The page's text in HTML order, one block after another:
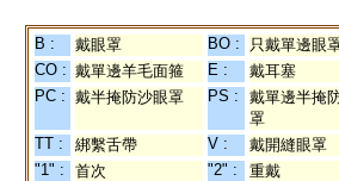
B : 戴眼罩 BO : 只戴單邊眼
CO : 戴單邊羊毛面箍 E : 戴耳塞
PC : 戴半掩防沙眼罩 PS :
戴單邊半掩
罩
TT : 綁繫舌帶 V : 戴開縫眼罩
"1" :
首次 "2" : 重戴